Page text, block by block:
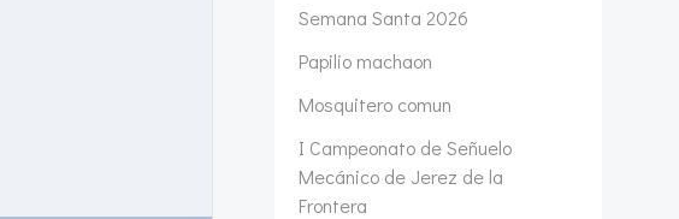
Semana Santa 2026
Papilio machaon
Mosquitero comun
I Campeonato de Señuelo
Mecánico de Jerez de la
Frontera